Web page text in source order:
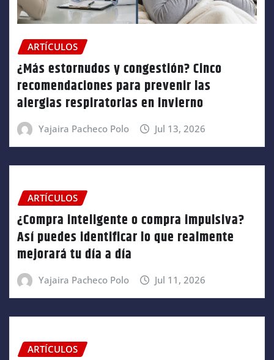
ARTÍCULOS
¿Más estornudos y congestión? Cinco
recomendaciones para prevenir las
alergias respiratorias en invierno
Yajaira Pacheco Polo Jul 13, 2026
ARTÍCULOS
¿Compra inteligente o compra impulsiva?
Así puedes identificar lo que realmente
mejorará tu día a día
Yajaira Pacheco Polo Jul 11, 2026
ARTÍCULOS